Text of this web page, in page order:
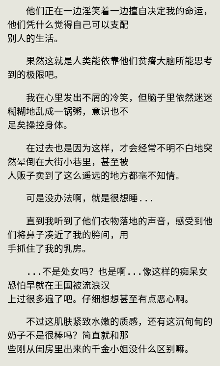
他们正在一边淫笑着一边擅自决定我的命运，
他们凭什么觉得自己可以支配
别人的生活。
果然这就是人类能依靠他们贫瘠大脑所能思考
到的极限吧。
我在心里发出不屑的冷笑，但脑子里依然迷迷
糊糊地乱成一锅粥，意识也不
足矣操控身体。
在过去也是因为这样，才会经常不明不白地突
然晕倒在大街小巷里，甚至被
人贩子卖到了这么遥远的地方都毫不知情。
可是没办法啊，就是很想睡...
直到我听到了他们衣物落地的声音，感受到他
们将鼻子凑近了我的胯间，用
手抓住了我的乳房。
...不是处女吗？也是啊...像这样的痴呆女
恐怕早就在王国被流浪汉
上过很多遍了吧。仔细想想甚至有点恶心啊。
不过这肌肤紧致水嫩的质感，还有这沉甸甸的
奶子不是很棒吗？简直就和那
些刚从闺房里出来的千金小姐没什么区别嘛。